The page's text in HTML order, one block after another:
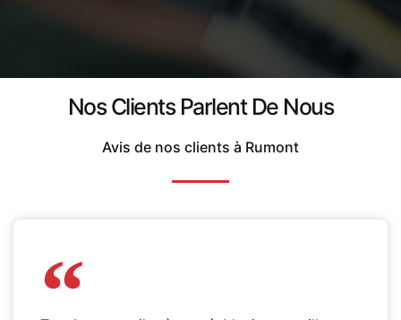
Nos Clients Parlent De Nous
Avis de nos clients à Rumont